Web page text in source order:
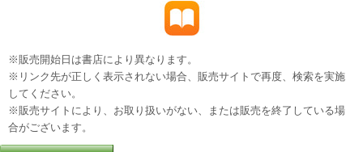
※販売開始日は書店により異なります。
※リンク先が正しく表示されない場合、販売サイトで再度、検索を実施
してください。
※販売サイトにより、お取り扱いがない、または販売を終了している場
合がございます。